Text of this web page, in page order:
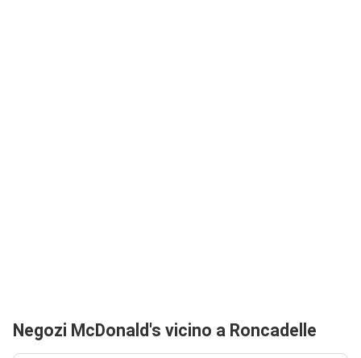
Negozi McDonald's vicino a Roncadelle